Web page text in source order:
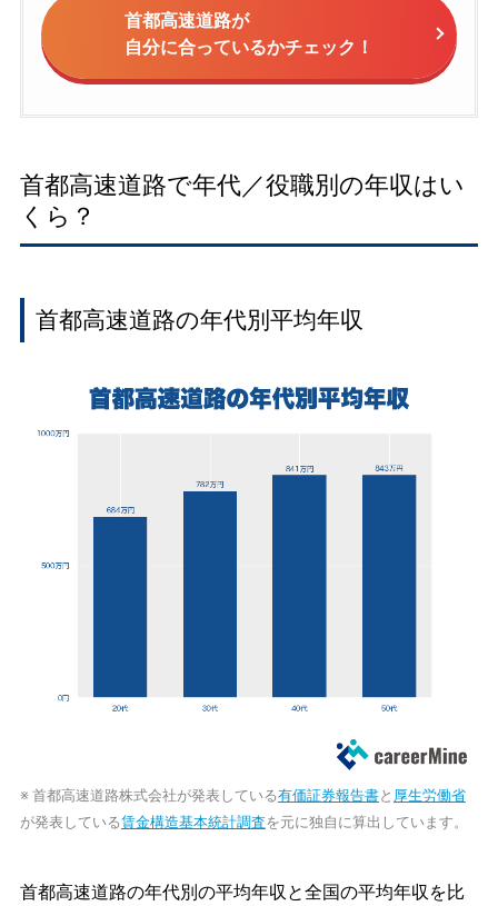
首都高速道路が
自分に合っているかチェック！
首都高速道路で年代／役職別の年収はい
くら？
首都高速道路の年代別平均年収
※ 首都高速道路株式会社が発表している有価証券報告書と 厚生労働省
が発表している賃金構造基本統計調査を元に独自に算出しています。
首都高速道路の年代別の平均年収と全国の平均年収を比